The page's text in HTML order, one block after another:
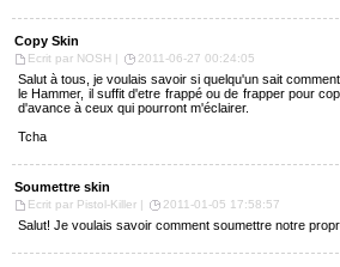
Copy Skin
Ecrit par NOSH | 2011-06-27 00:24:05
Salut à tous, je voulais savoir si quelqu'un sait
le Hammer, il suffit d'etre frappé ou de frapper pour
d'avance à ceux qui pourront m'éclairer.
Tcha
Soumettre skin
Ecrit par Pistol-Killer | 2011-01-05 17:58:57
Salut! Je voulais savoir comment soumettre notre